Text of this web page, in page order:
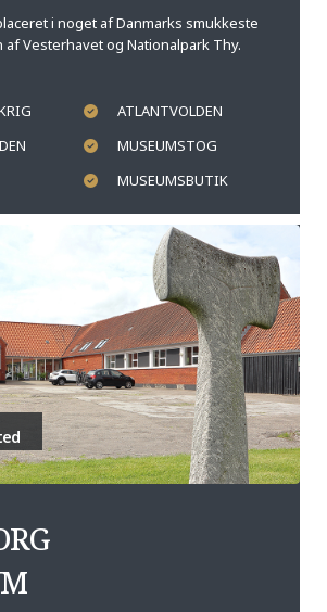
i noget af Danmarks smukkeste
af Vesterhavet og Nationalpark Thy.
ATLANTVOLDEN
MUSEUMSTOG
MUSEUMSBUTIK